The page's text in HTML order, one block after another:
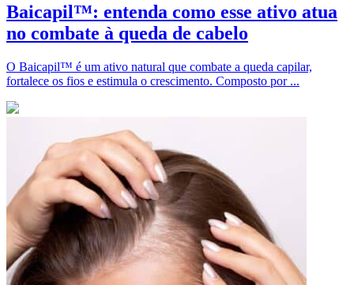
Baicapil™: entenda como esse ativo atua
no combate à queda de cabelo
O Baicapil™ é um ativo natural que combate a queda capilar,
fortalece os fios e estimula o crescimento. Composto por ...